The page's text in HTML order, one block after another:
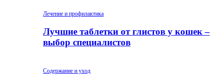
Лечение и профилактика
Лучшие таблетки от глистов у кошек –
выбор специалистов
Содержание и уход